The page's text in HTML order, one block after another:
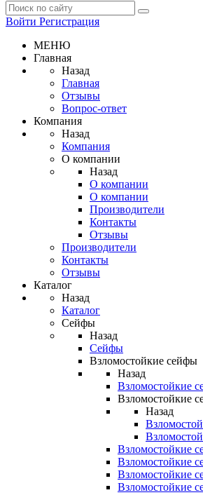
Войти Регистрация
МЕНЮ
Главная
Назад
Главная
Отзывы
Вопрос-ответ
Компания
Назад
Компания
О компании
Назад
О компании
О компании
Производители
Контакты
Отзывы
Производители
Контакты
Отзывы
Каталог
Назад
Каталог
Сейфы
Назад
Сейфы
Взломостойкие сейфы
Назад
Взломостойкие
Взломостойкие
Назад
Взломостойкие
Взломостойкие
Взломостойкие
Взломостойкие